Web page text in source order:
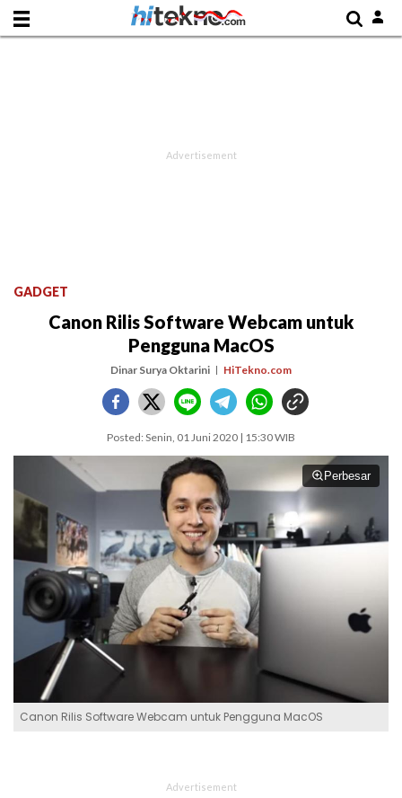
GADGET
Canon Rilis Software Webcam untuk
Pengguna MacOS
Dinar Surya Oktarini HiTekno.com
Posted: Senin, 01 Juni 2020 | 15:30 WIB
Perbesar
Canon Rilis Software Webcam untuk Pengguna MacOS